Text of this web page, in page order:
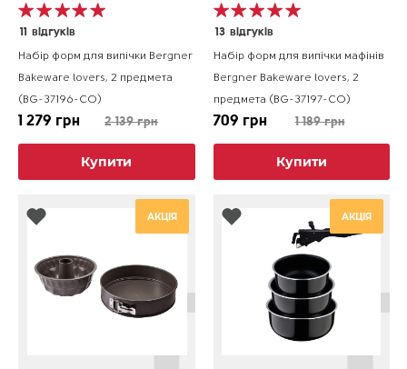
11 відгуків
Набір форм для випічки Bergner
Bakeware lovers, 2 предмета
(BG-37196-CO)
1 279 грн 2 139 грн
Купити
13 відгуків
Набір форм для випічки мафінів
Bergner Bakeware lovers, 2
предмета (BG-37197-CO)
709 грн 1 189 грн
Купити
АКЦІЯ АКЦІЯ